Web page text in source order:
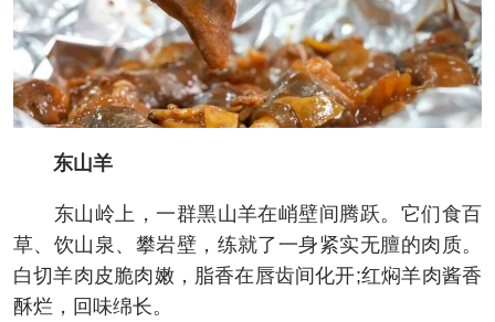
东山羊
东山岭上，一群黑山羊在峭壁间腾跃。它们食百
草、饮山泉、攀岩壁，练就了一身紧实无膻的肉质。
白切羊肉皮脆肉嫩，脂香在唇齿间化开;红焖羊肉酱香
酥烂，回味绵长。